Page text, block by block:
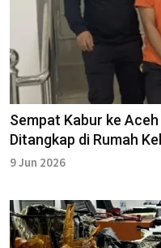
Sempat Kabur ke
Ditangkap di Rumah
9 Jun 2026